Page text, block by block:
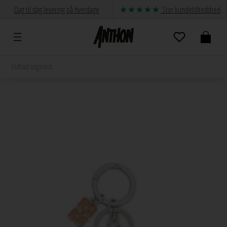
Dag til dag levering på hverdage Stor kundetilfredshed